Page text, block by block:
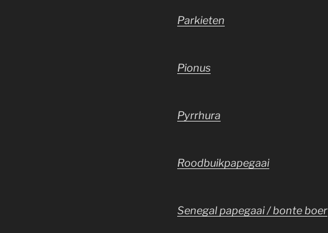
Parkieten
Pionus
Pyrrhura
Roodbuikpapegaai
Senegal papegaai / bonte boer